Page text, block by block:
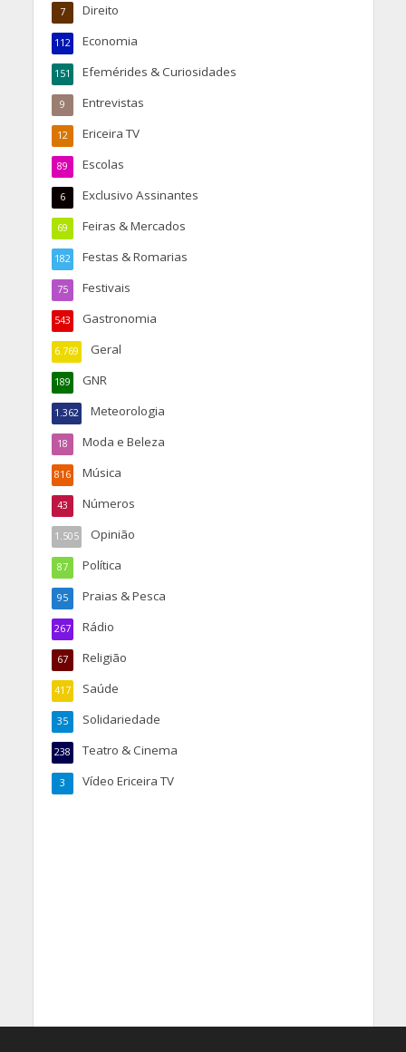
Direito
7
Economia
112
Efemérides & Curiosidades
151
Entrevistas
9
Ericeira TV
12
Escolas
89
Exclusivo Assinantes
6
Feiras & Mercados
69
Festas & Romarias
182
Festivais
75
Gastronomia
543
Geral
6.769
GNR
189
Meteorologia
1.362
Moda e Beleza
18
Música
816
Números
43
Opinião
1.505
Política
87
Praias & Pesca
95
Rádio
267
Religião
67
Saúde
417
Solidariedade
35
Teatro & Cinema
238
Vídeo Ericeira TV
3